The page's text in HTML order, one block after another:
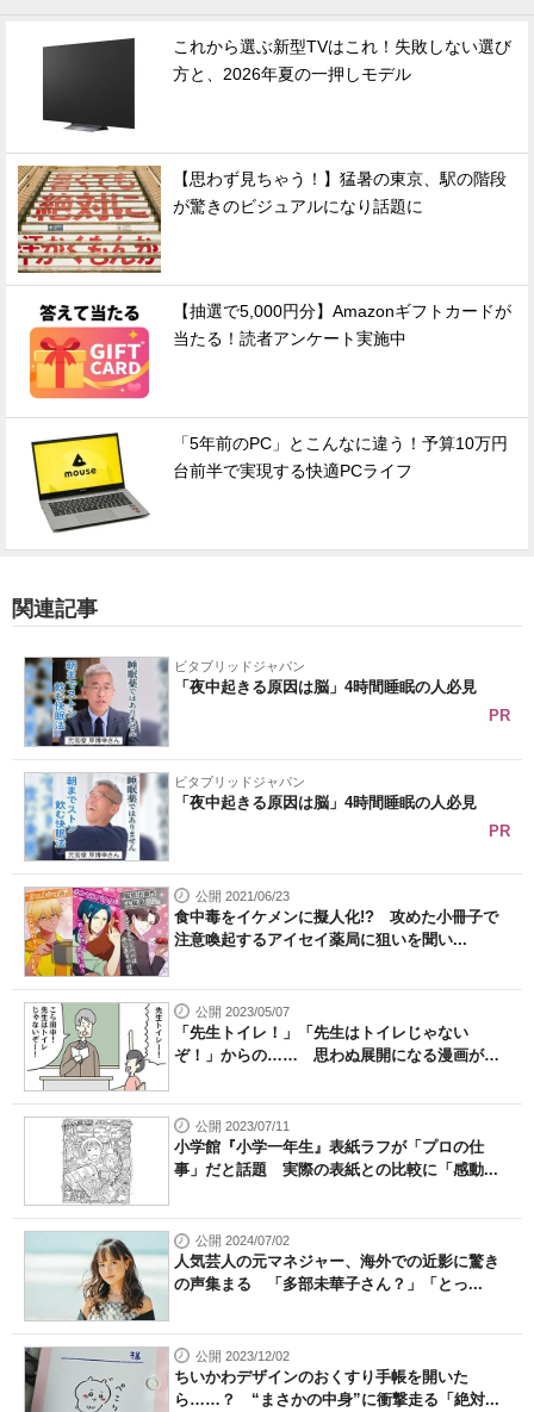
これから選ぶ新型TVはこれ！失敗しない選び
方と、2026年夏の一押しモデル
【思わず見ちゃう！】猛暑の東京、駅の階段
が驚きのビジュアルになり話題に
【抽選で5,000円分】Amazonギフトカードが
当たる！読者アンケート実施中
「5年前のPC」とこんなに違う！予算10万円
台前半で実現する快適PCライフ
関連記事
ビタブリッドジャパン
「夜中起きる原因は脳」4時間睡眠の人必見
PR
ビタブリッドジャパン
「夜中起きる原因は脳」4時間睡眠の人必見
PR
公開 2021/06/23
食中毒をイケメンに擬人化!? 攻めた小冊子で
注意喚起するアイセイ薬局に狙いを聞い...
公開 2023/05/07
「先生トイレ！」「先生はトイレじゃない
ぞ！」からの…… 思わぬ展開になる漫画が
公開 2023/07/11
小学館『小学一年生』表紙ラフが「プロの仕
事」だと話題 実際の表紙との比較に「感動...
公開 2024/07/02
人気芸人の元マネジャー、海外での近影に驚き
の声集まる 「多部未華子さん？」「とっ...
公開 2023/12/02
ちいかわデザインのおくすり手帳を開いた
ら……？ “まさかの中身”に衝撃走る「絶対...